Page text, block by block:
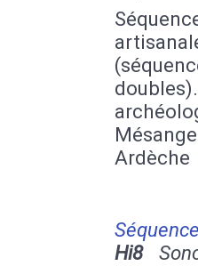
Ardèche
Hi8